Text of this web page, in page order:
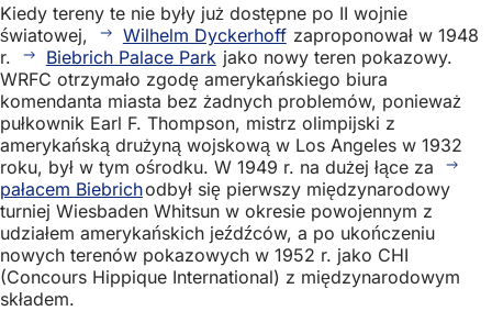
Kiedy tereny te nie były już dostępne po II wojnie
światowej,
Wilhelm Dyckerhoff zaproponował w 1948
r.
Biebrich Palace Park jako nowy teren pokazowy.
WRFC otrzymało zgodę amerykańskiego biura
komendanta miasta bez żadnych problemów, ponieważ
pułkownik Earl F. Thompson, mistrz olimpijski z
amerykańską drużyną wojskową w Los Angeles w 1932
roku, był w tym ośrodku. W 1949 r. na dużej łące za
pałacem Biebrichodbył się pierwszy międzynarodowy
turniej Wiesbaden Whitsun w okresie powojennym z
udziałem amerykańskich jeźdźców, a po ukończeniu
nowych terenów pokazowych w 1952 r. jako CHI
(Concours Hippique International) z międzynarodowym
składem.